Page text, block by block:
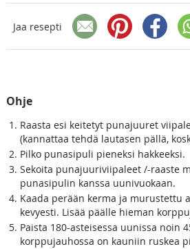
Jaa resepti
Ohje
Raasta esi keitetyt punajuuret
(kannattaa tehdä lautasen pällä,
Pilko punasipuli pieneksi hakkeeksi.
Sekoita punajuuriviipaleet /-raaste
punasipulin kanssa uunivuokaan.
Kaada perään kerma ja murustettu
kevyesti. Lisää päälle hieman
Paista 180-asteisessa uunissa noin
korppujauhossa on kauniin ruskea